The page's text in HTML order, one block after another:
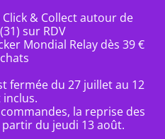
Click & Collect autour de
sur RDV
Mondial Relay dès 39 €
fermée du 27 juillet au 12
la reprise des
du jeudi 13 août.